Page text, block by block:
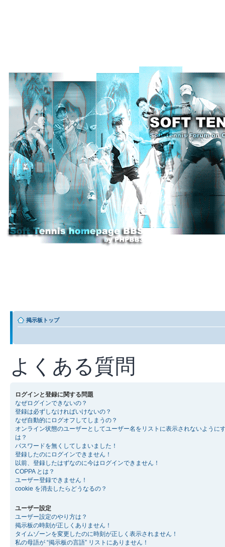
掲示板トップ
よくある質問
ログインと登録に関する問題
なぜログインできないの？
登録は必ずしなければいけないの？
なぜ自動的にログオフしてしまうの？
オンライン状態のユーザーとしてユーザー名をリストに表示されないように
は？
パスワードを無くしてしまいました！
登録したのにログインできません！
以前、登録したはずなのに今はログインできません！
COPPA とは？
ユーザー登録できません！
cookie を消去したらどうなるの？
ユーザー設定
ユーザー設定のやり方は？
掲示板の時刻が正しくありません！
タイムゾーンを変更したのに時刻が正しく表示されません！
私の母語が “掲示板の言語” リストにありません！